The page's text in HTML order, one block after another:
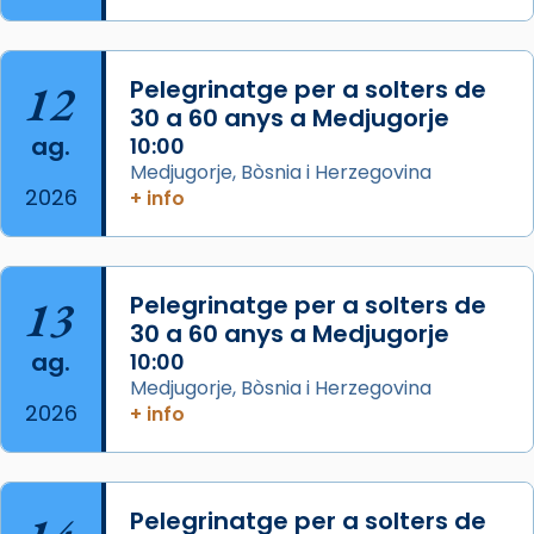
«Si vols saber què és calor, ves per les
Santes a Mataró»🥵.
Photo
View on Facebook · Share
2 weeks ago
Jaume, fill de Zebedeu, és juntament amb el
seu germà Joan i Pere un dels que
acompanyava més de prop Jesús.
Segons el llibre dels Fets (12,2) fou el primer
apòstol màrtir, decapitat a Jerusalem per
Herodes Agripa (vers l'any 44).
Patró de Galícia, després de les invasions
12
ag.
2026
Pelegrinatge per a solters de
30 a 60 anys a Medjugorje
10:00
Medjugorje, Bòsnia i Herzegovina
+ info
13
ag.
2026
Pelegrinatge per a solters de
30 a 60 anys a Medjugorje
10:00
Medjugorje, Bòsnia i Herzegovina
+ info
Pelegrinatge per a solters de